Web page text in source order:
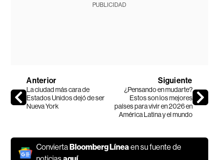
PUBLICIDAD
Anterior
La ciudad más cara de
Estados Unidos dejó de ser
Nueva York
Siguiente
¿Pensando en mudarte?
Estos son los mejores
países para vivir en 2026 en
América Latina y el mundo
ConviertaBloomberg Línea en su fuente de